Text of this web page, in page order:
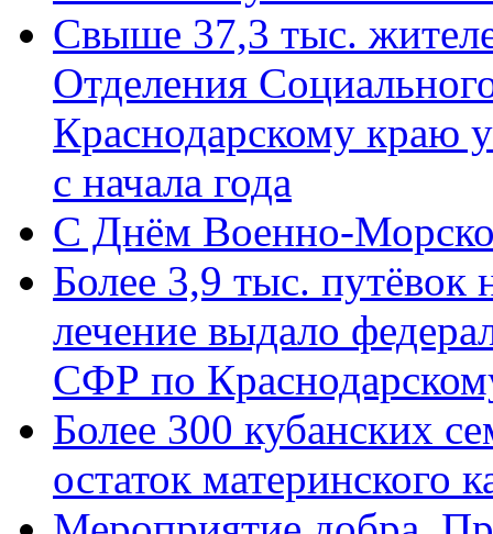
Свыше 37,3 тыс.
Отделения
Краснодарскому краю
с начала года
C Днём Военно-
Более 3,9 тыс. путёвок
лечение выдало
СФР по
Более 300 кубанских
остаток материнского